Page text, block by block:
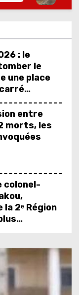
: le
le
une place
entre
morts, les
colonel-
2ᵉ Région
groupe
d’analyser